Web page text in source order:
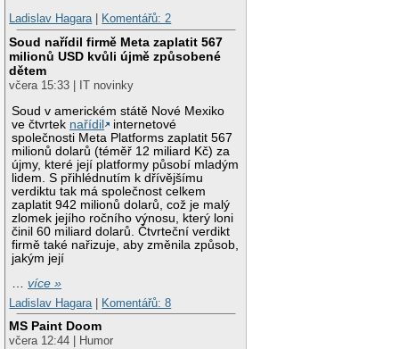
Ladislav Hagara| Komentářů: 2
Soud nařídil firmě Meta zaplatit 567
milionů USD kvůli újmě způsobené
dětem
včera 15:33 | IT novinky
Soud v americkém státě Nové Mexiko
ve čtvrtek nařídil
internetové
společnosti Meta Platforms zaplatit 567
milionů dolarů (téměř 12 miliard Kč) za
újmy, které její platformy působí mladým
lidem. S přihlédnutím k dřívějšímu
verdiktu tak má společnost celkem
zaplatit 942 milionů dolarů, což je malý
zlomek jejího ročního výnosu, který loni
činil 60 miliard dolarů. Čtvrteční verdikt
firmě také nařizuje, aby změnila způsob,
jakým její
…více »
Ladislav Hagara
Komentářů: 8
MS Paint Doom
včera 12:44 | Humor